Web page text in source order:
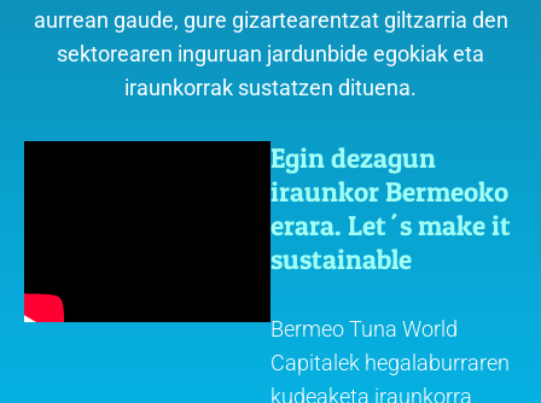
aurrean gaude, gure gizartearentzat giltzarria den
sektorearen inguruan jardunbide egokiak eta
iraunkorrak sustatzen dituena.
Egin dezagun
iraunkor Bermeoko
erara. Let´s make it
sustainable
Bermeo Tuna World
Capitalek hegalaburraren
kudeaketa iraunkorra